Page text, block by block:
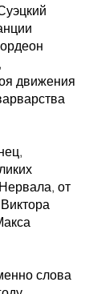
движения
от
слова